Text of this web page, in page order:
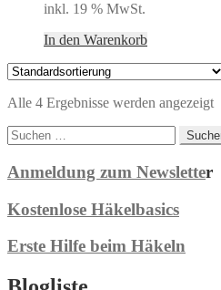
inkl. 19 % MwSt.
In den Warenkorb
Alle 4 Ergebnisse werden angezeigt
Suchen
nach:
Anmeldung zum Newsletter
Kostenlose Häkelbasics
Erste Hilfe beim Häkeln